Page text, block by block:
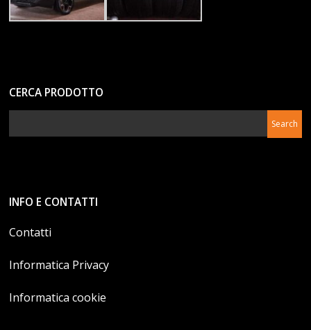
CERCA PRODOTTO
INFO E CONTATTI
Contatti
Informatica Privacy
Informatica cookie